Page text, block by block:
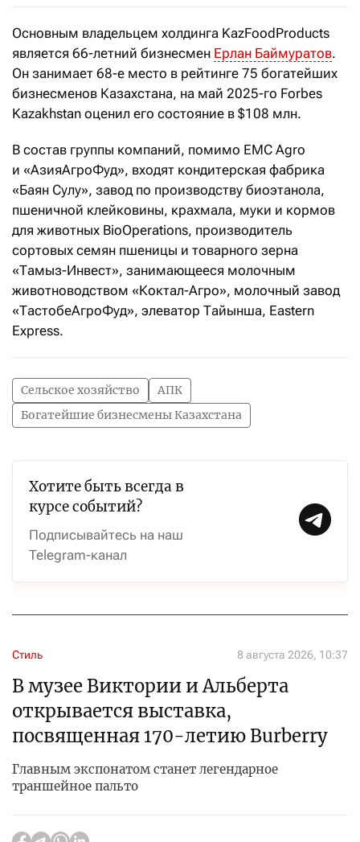
Основным владельцем холдинга KazFoodProducts
является 66-летний бизнесмен Ерлан Баймуратов.
Он занимает 68-е место в рейтинге 75 богатейших
бизнесменов Казахстана, на май 2025-го Forbes
Kazakhstan оценил его состояние в $108 млн.
В состав группы компаний, помимо EMC Agro
и «АзияАгроФуд», входят кондитерская фабрика
«Баян Сулу», завод по производству биоэтанола,
пшеничной клейковины, крахмала, муки и кормов
для животных BioOperations, производитель
сортовых семян пшеницы и товарного зерна
«Тамыз-Инвест», занимающееся молочным
животноводством «Коктал-Агро», молочный завод
«ТастобеАгроФуд», элеватор Тайынша, Eastern
Express.
Сельское хозяйство
АПК
Богатейшие бизнесмены Казахстана
Хотите быть всегда в
курсе событий?
Подписывайтесь на наш
Telegram-канал
Стиль 8 августа 2026, 10:37
В музее Виктории и Альберта
открывается выставка,
посвященная 170-летию Burberry
Главным экспонатом станет легендарное
траншейное пальто